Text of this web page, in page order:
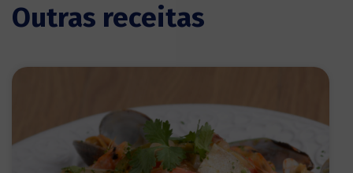
Outras receitas